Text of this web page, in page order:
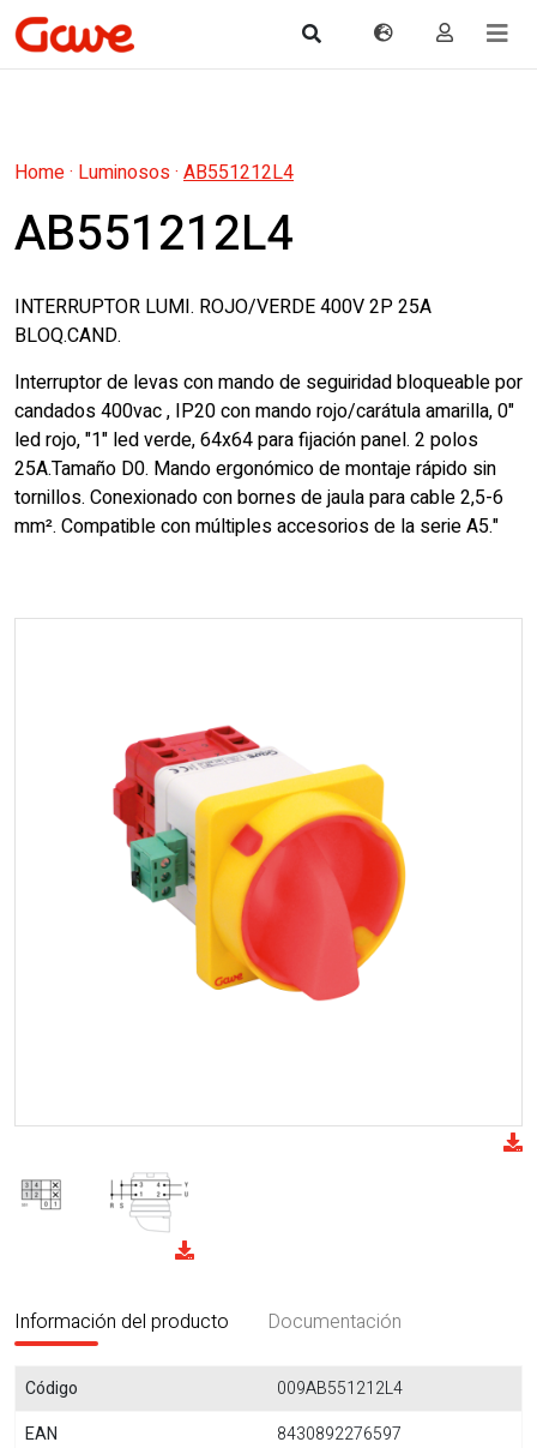
Home· Luminosos· AB551212L4
AB551212L4
INTERRUPTOR LUMI. ROJO/VERDE 400V 2P 25A
BLOQ.CAND.
Interruptor de levas con mando de seguiridad bloqueable por
candados 400vac , IP20 con mando rojo/carátula amarilla, 0"
led rojo, "1" led verde, 64x64 para fijación panel. 2 polos
25A.Tamaño D0. Mando ergonómico de montaje rápido sin
tornillos. Conexionado con bornes de jaula para cable 2,5-6
mm². Compatible con múltiples accesorios de la serie A5."
Información del producto Documentación
Código
009AB551212L4
EAN
8430892276597